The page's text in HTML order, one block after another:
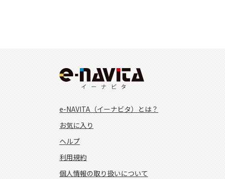
e-NAVITA（イーナビタ）とは？
お気に入り
ヘルプ
利用規約
個人情報の取り扱いについて